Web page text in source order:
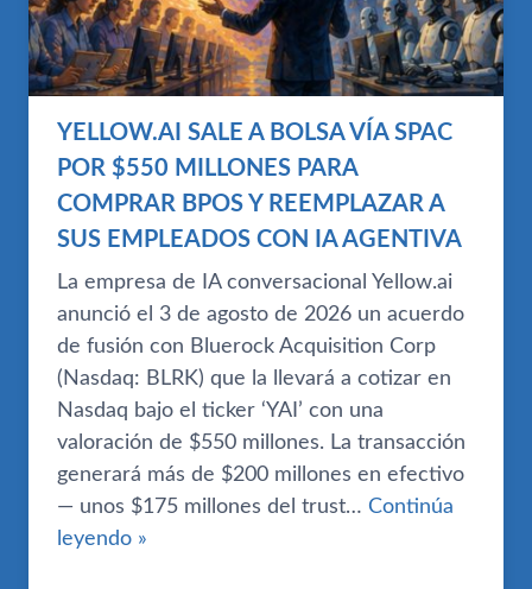
YELLOW.AI SALE A BOLSA VÍA SPAC
POR $550 MILLONES PARA
COMPRAR BPOS Y REEMPLAZAR A
SUS EMPLEADOS CON IA AGENTIVA
La empresa de IA conversacional Yellow.ai
anunció el 3 de agosto de 2026 un acuerdo
de fusión con Bluerock Acquisition Corp
(Nasdaq: BLRK) que la llevará a cotizar en
Nasdaq bajo el ticker ‘YAI’ con una
valoración de $550 millones. La transacción
generará más de $200 millones en efectivo
— unos $175 millones del trust… Continúa
leyendo »